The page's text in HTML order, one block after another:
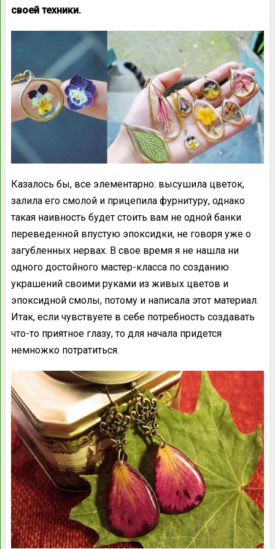
своей техники.
Казалось бы, все элементарно: высушила цветок,
залила его смолой и прицепила фурнитуру, однако
такая наивность будет стоить вам не одной банки
переведенной впустую эпоксидки, не говоря уже о
загубленных нервах. В свое время я не нашла ни
одного достойного мастер-класса по созданию
украшений своими руками из живых цветов и
эпоксидной смолы, потому и написала этот материал.
Итак, если чувствуете в себе потребность создавать
что-то приятное глазу, то для начала придется
немножко потратиться.